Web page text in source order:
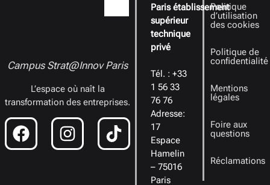
Campus Strat@Innov Paris
L’espace où naît la
transformation des entreprises.
Paris établissement
supérieur
technique
privé
Tél. : +33
1 56 33
76 76
Adresse:
17
Espace
Hamelin
– 75016
Paris
Politique
d’utilisation
des cookies
Politique de
confidentialité
Mentions
légales
Foire aux
questions
Réclamations